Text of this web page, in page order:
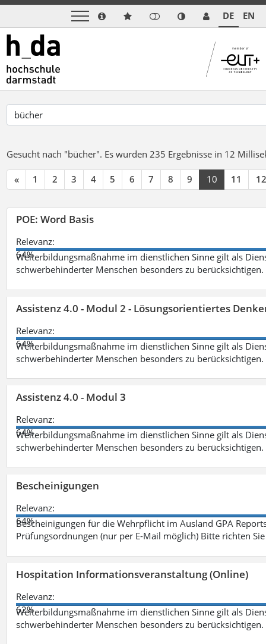
DE EN
Gesucht nach "bücher". Es wurden 235 Ergebnisse in 12
« 1 2 3 4 5 6 7 8 9 10 11 12
POE: Word Basis
Relevanz:
64%
Weiterbildungsmaßnahme im dienstlichen Sinne gilt als
schwerbehinderter Menschen besonders zu berücksichtigen.
Assistenz 4.0 - Modul 2 - Lösungsorientiertes
Relevanz:
64%
Weiterbildungsmaßnahme im dienstlichen Sinne gilt als
schwerbehinderter Menschen besonders zu berücksichtigen.
Assistenz 4.0 - Modul 3
Relevanz:
64%
Weiterbildungsmaßnahme im dienstlichen Sinne gilt als
schwerbehinderter Menschen besonders zu
Bescheinigungen
Relevanz:
64%
Bescheinigungen für die Wehrpflicht im Ausland GPA
Prüfungsordnungen (nur per E-Mail möglich) Bitte richten
Hospitation Informationsveranstaltung (Online)
Relevanz:
62%
Weiterbildungsmaßnahme im dienstlichen Sinne gilt als
schwerbehinderter Menschen besonders zu berücksichtigen.